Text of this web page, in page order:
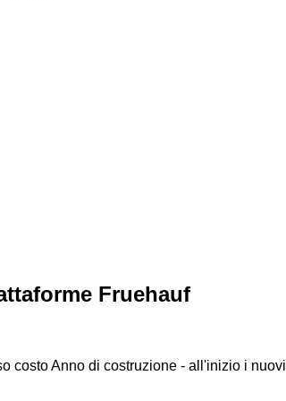
Fruehauf
costoAnno di costruzione - all'inizio i nuovi